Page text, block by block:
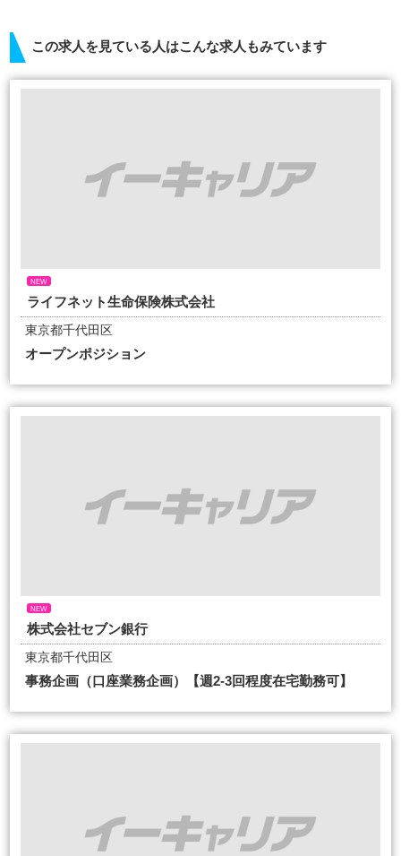
この求人を見ている人はこんな求人もみています
NEW
ライフネット生命保険株式会社
東京都千代田区
オープンポジション
NEW
株式会社セブン銀行
東京都千代田区
事務企画（口座業務企画）【週2-3回程度在宅勤務可】